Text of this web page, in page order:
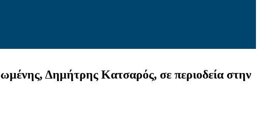
Δημήτρης Κατσαρός, σε περιοδεία στην